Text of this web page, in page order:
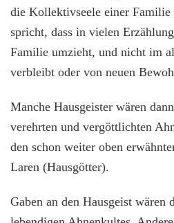
die Kollektivseele einer Familie
spricht, dass in vielen
Familie umzieht, und nicht im
verbleibt oder von neuen
Manche Hausgeister wären
verehrten und vergöttlichten
den schon weiter oben
Laren (Hausgötter).
Gaben an den Hausgeist wären